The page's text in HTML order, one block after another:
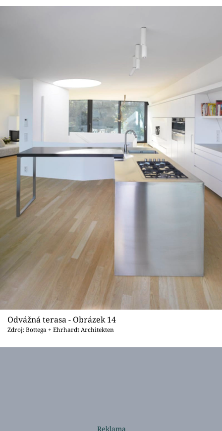
Odvážná terasa - Obrázek 14
Zdroj: Bottega + Ehrhardt Architekten